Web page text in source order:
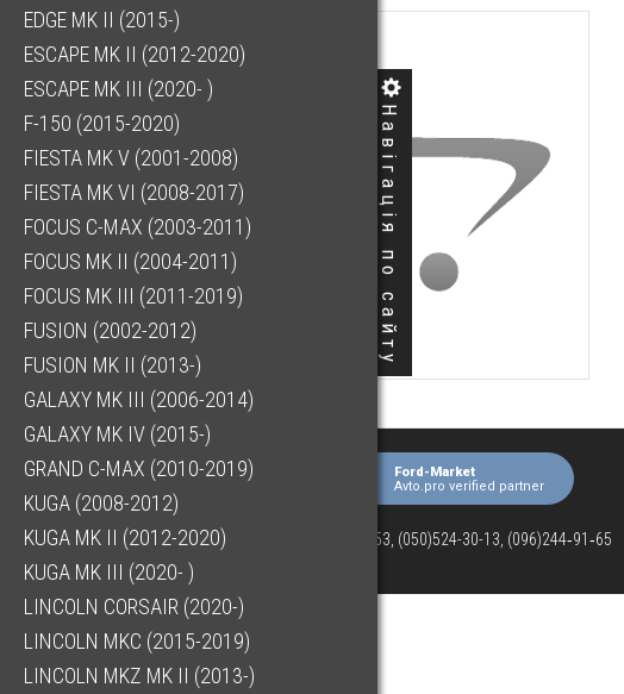
Навігація по сайту
EDGE MK II (2015-)
ESCAPE MK II (2012-2020)
ESCAPE MK III (2020- )
F-150 (2015-2020)
FIESTA MK V (2001-2008)
FIESTA MK VI (2008-2017)
FOCUS C-MAX (2003-2011)
FOCUS MK II (2004-2011)
FOCUS MK III (2011-2019)
FUSION (2002-2012)
FUSION MK II (2013-)
GALAXY MK III (2006-2014)
GALAXY MK IV (2015-)
GRAND C-MAX (2010-2019)
KUGA (2008-2012)
KUGA MK II (2012-2020)
KUGA MK III (2020- )
LINCOLN CORSAIR (2020-)
LINCOLN MKC (2015-2019)
LINCOLN MKZ MK II (2013-)
Ford-Market
Avto.pro verified partner
(073)063-03-53, (050)524-30-13, (096)244‑91‑65